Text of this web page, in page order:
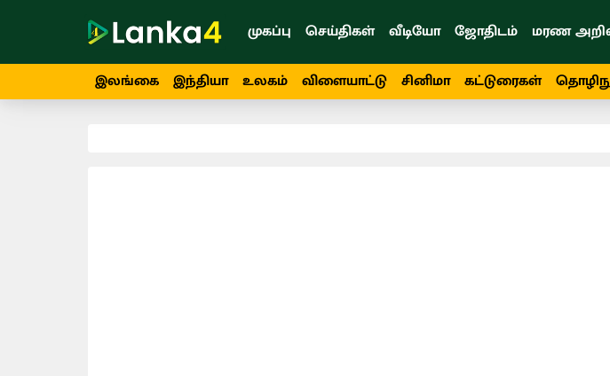
முகப்பு செய்திகள் வீடியோ ஜோதிடம் மரண
இலங்கை இந்தியா உலகம் விளையாட்டு சினிமா கட்டுரைகள்